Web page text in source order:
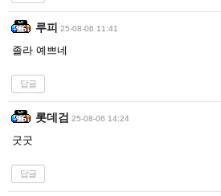
루피 25-08-06 11:41
졸라 예쁘네
답글
롯데검 25-08-06 14:24
굿굿
답글